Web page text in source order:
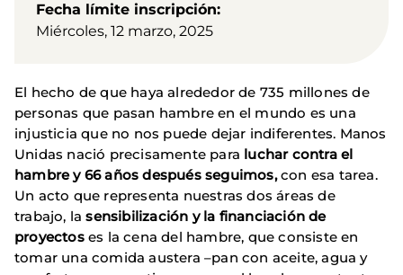
Fecha límite inscripción
Miércoles, 12 marzo, 2025
El hecho de que haya alrededor de 735 millones de
personas que pasan hambre en el mundo es una
injusticia que no nos puede dejar indiferentes. Manos
Unidas nació precisamente para luchar contra el
hambre y 66 años después seguimos,con esa tarea.
Un acto que representa nuestras dos áreas de
trabajo, la sensibilización y la financiación de
proyectoses la cena del hambre, que consiste en
tomar una comida austera –pan con aceite, agua y